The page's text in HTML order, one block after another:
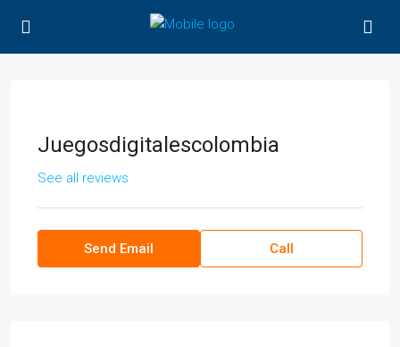
Juegosdigitalescolombia
See all reviews
Send Email Call